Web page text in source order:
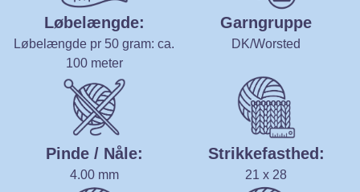
Løbelængde:
Løbelængde pr 50 gram: ca.
100 meter
Garngruppe
DK/Worsted
Pinde / Nåle:
4.00 mm
Strikkefasthed:
21 x 28